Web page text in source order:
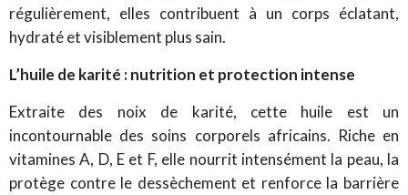
régulièrement, elles contribuent à un corps éclatant,
hydraté et visiblement plus sain.
L’huile de karité : nutrition et protection intense
Extraite des noix de karité, cette huile est un
incontournable des soins corporels africains. Riche en
vitamines A, D, E et F, elle nourrit intensément la peau, la
protège contre le dessèchement et renforce la barrière